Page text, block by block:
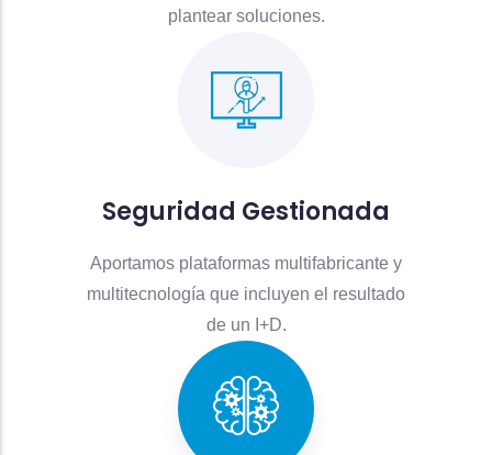
plantear soluciones.
Seguridad Gestionada
Aportamos plataformas multifabricante y
multitecnología que incluyen el resultado
de un I+D.